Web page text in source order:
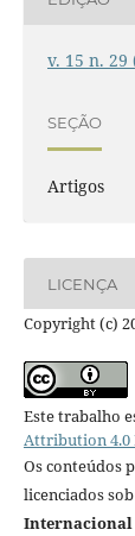
v. 15 n. 29
SEÇÃO
Artigos
LICENÇA
Copyright (c)
Este trabalho
Attribution 4.0
Os conteúdos
licenciados
Internacional